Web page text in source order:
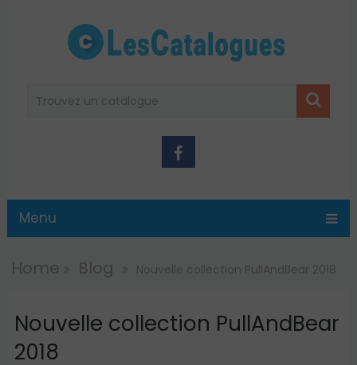
Menu
Home Blog Nouvelle collection PullAndBear 2018
Nouvelle collection PullAndBear
2018